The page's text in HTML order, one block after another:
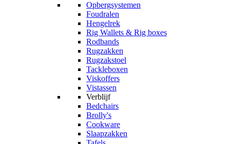
Opbergsystemen
Foudralen
Hengelrek
Rig Wallets & Rig boxes
Rodbands
Rugzakken
Rugzakstoel
Tackleboxen
Viskoffers
Vistassen
Verblijf
Bedchairs
Brolly's
Cookware
Slaapzakken